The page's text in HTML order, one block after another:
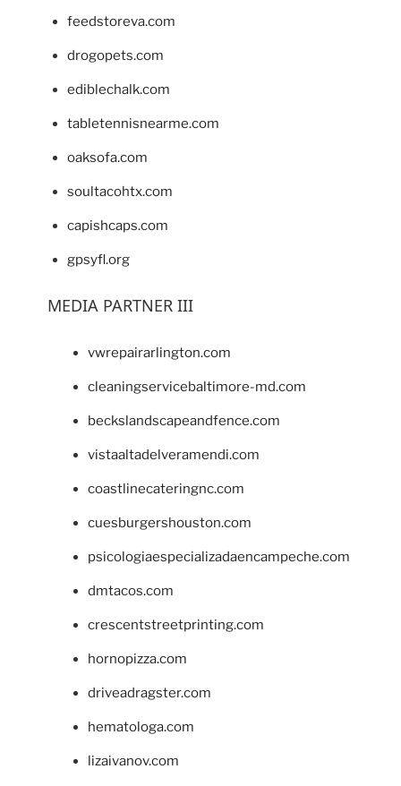
feedstoreva.com
drogopets.com
ediblechalk.com
tabletennisnearme.com
oaksofa.com
soultacohtx.com
capishcaps.com
gpsyfl.org
MEDIA PARTNER III
vwrepairarlington.com
cleaningservicebaltimore-md.com
beckslandscapeandfence.com
vistaaltadelveramendi.com
coastlinecateringnc.com
cuesburgershouston.com
psicologiaespecializadaencampeche.com
dmtacos.com
crescentstreetprinting.com
hornopizza.com
driveadragster.com
hematologa.com
lizaivanov.com